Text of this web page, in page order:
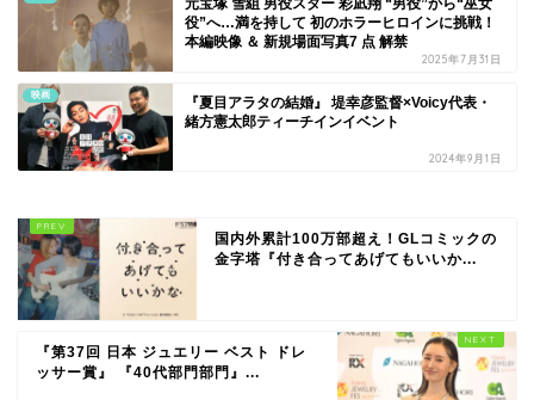
元宝塚 雪組 男役スター 彩凪翔 “男役”から“巫女
役”へ…満を持して 初のホラーヒロインに挑戦！
本編映像 ＆ 新規場面写真7 点 解禁
2025年7月31日
映画
『夏目アラタの結婚』 堤幸彦監督×Voicy代表・
緒方憲太郎ティーチインイベント
2024年9月1日
国内外累計100万部超え！GLコミックの
金字塔『付き合ってあげてもいいか...
『第37回 日本 ジュエリー ベスト ドレ
ッサー賞』 『40代部門部門』...